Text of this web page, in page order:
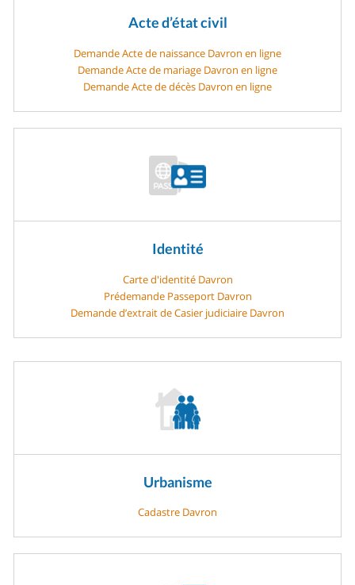
Acte d’état civil
Demande Acte de naissance Davron en ligne
Demande Acte de mariage Davron en ligne
Demande Acte de décès Davron en ligne
Identité
Carte d'identité Davron
Prédemande Passeport Davron
Demande d’extrait de Casier judiciaire Davron
Urbanisme
Cadastre Davron